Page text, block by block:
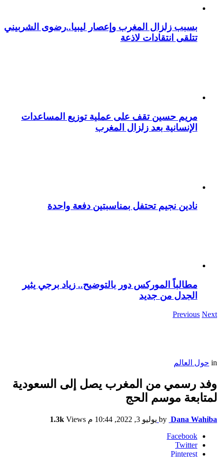
بسبب زلزال المغرب وإعصار ليبيا..رضوى الشربيني
تتلقى انتقادات لاذعة
مريم حسين تقف على عملية توزيع المساعدات
الإنسانية بعد زلزال المغرب
نادين نجيم تحتفل بمناسبتين دفعة واحدة
مطالباً الموركس دور بالتوضيح.. زياد برجي يثير
الجدل من جديد
Previous Next
in حول العالم
وفد رسمي من المغرب يصل إلى السعودية
لمتابعة موسم الحج
by Dana Wahiba يوليو 3, 2022, 10:44 م 1.3k Views
Facebook
Twitter
Pinterest